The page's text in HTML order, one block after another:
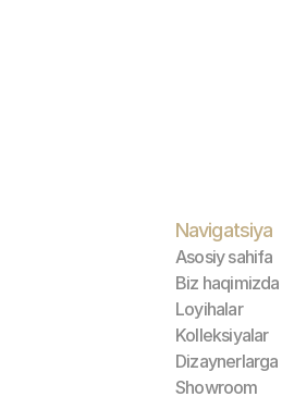
Navigatsiya
Asosiy sahifa
Biz haqimizda
Loyihalar
Kolleksiyalar
Dizaynerlarga
Showroom